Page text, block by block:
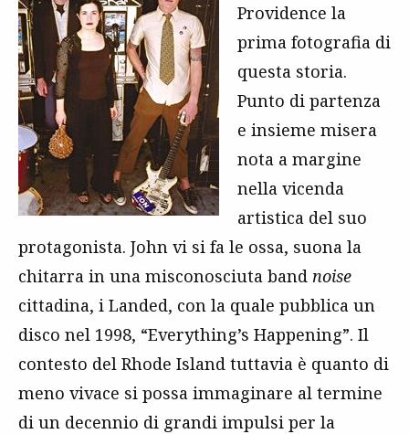
Providence la
prima fotografia di
questa storia.
Punto di partenza
e insieme misera
nota a margine
nella vicenda
artistica del suo
protagonista. John vi si fa le ossa, suona la
chitarra in una misconosciuta band noise
cittadina, i Landed, con la quale pubblica un
disco nel 1998, “Everything’s Happening”. Il
contesto del Rhode Island tuttavia è quanto di
meno vivace si possa immaginare al termine
di un decennio di grandi impulsi per la